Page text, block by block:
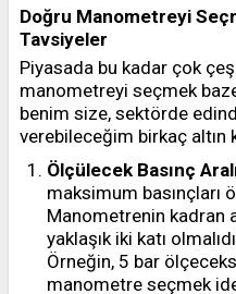
Doğru Manometreyi
Tavsiyeler
Piyasada bu kadar çok
manometreyi seçmek
benim size, sektörde
verebileceğim birkaç altın
Ölçülecek Basınç
maksimum basınçları
Manometrenin kadran
yaklaşık iki katı
Örneğin, 5 bar
manometre seçmek